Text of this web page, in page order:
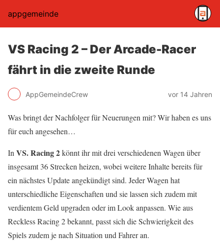
appgemeinde
VS Racing 2 – Der Arcade-Racer
fährt in die zweite Runde
AppGemeindeCrew vor 14 Jahren
Was bringt der Nachfolger für Neuerungen mit? Wir haben es uns
für euch angesehen…
In VS. Racing 2könnt ihr mit drei verschiedenen Wagen über
insgesamt 36 Strecken heizen, wobei weitere Inhalte bereits für
ein nächstes Update angekündigt sind. Jeder Wagen hat
unterschiedliche Eigenschaften und sie lassen sich zudem mit
verdientem Geld upgraden oder im Look anpassen. Wie aus
Reckless Racing 2 bekannt, passt sich die Schwierigkeit des
Spiels zudem je nach Situation und Fahrer an.